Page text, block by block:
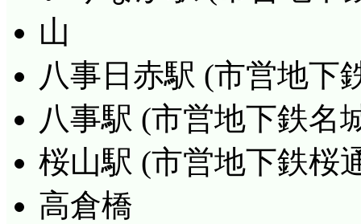
山
八事日赤駅 (市営地下
八事駅 (市営地下鉄名
桜山駅 (市営地下鉄桜
高倉橋